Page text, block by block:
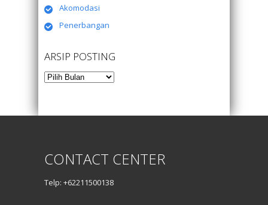
Akomodasi
Penerbangan
ARSIP POSTING
Arsip
Posting
CONTACT CENTER
Telp: +62211500138